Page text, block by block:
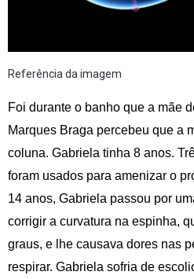
Referência da imagem
Foi durante o banho que a mãe
Marques Braga percebeu que a
coluna. Gabriela tinha 8 anos.
foram usados para amenizar o
14 anos, Gabriela passou por
corrigir a curvatura na espinha,
graus, e lhe causava dores nas
respirar. Gabriela sofria de